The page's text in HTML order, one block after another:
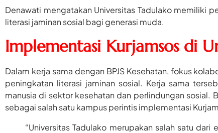
Denawati mengatakan Universitas Tadulako memiliki
literasi jaminan sosial bagi generasi muda.
Implementasi Kurjamsos di
Dalam kerja sama dengan BPJS Kesehatan, fokus
peningkatan literasi jaminan sosial. Kerja sama
manusia di sektor kesehatan dan perlindungan sosial.
sebagai salah satu kampus perintis implementasi
“Universitas Tadulako merupakan salah satu